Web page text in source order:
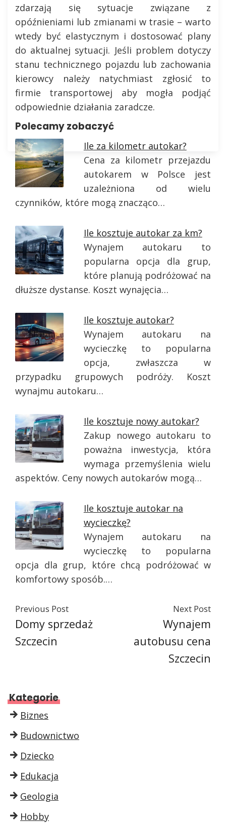
zdarzają się sytuacje związane z
opóźnieniami lub zmianami w trasie – warto
wtedy być elastycznym i dostosować plany
do aktualnej sytuacji. Jeśli problem dotyczy
stanu technicznego pojazdu lub zachowania
kierowcy należy natychmiast zgłosić to
firmie transportowej aby mogła podjąć
odpowiednie działania zaradcze.
Polecamy zobaczyć
Ile za kilometr autokar?
Cena za kilometr przejazdu
autokarem w Polsce jest
uzależniona od wielu
czynników, które mogą znacząco…
Ile kosztuje autokar za km?
Wynajem autokaru to
popularna opcja dla grup,
które planują podróżować na
dłuższe dystanse. Koszt wynajęcia…
Ile kosztuje autokar?
Wynajem autokaru na
wycieczkę to popularna
opcja, zwłaszcza w
przypadku grupowych podróży. Koszt
wynajmu autokaru…
Ile kosztuje nowy autokar?
Zakup nowego autokaru to
poważna inwestycja, która
wymaga przemyślenia wielu
aspektów. Ceny nowych autokarów mogą…
Ile kosztuje autokar na
wycieczkę?
Wynajem autokaru na
wycieczkę to popularna
opcja dla grup, które chcą podróżować w
komfortowy sposób.…
Previous Post
Domy sprzedaż
Szczecin
Next Post
Wynajem
autobusu cena
Szczecin
Kategorie
Biznes
Budownictwo
Dziecko
Edukacja
Geologia
Hobby